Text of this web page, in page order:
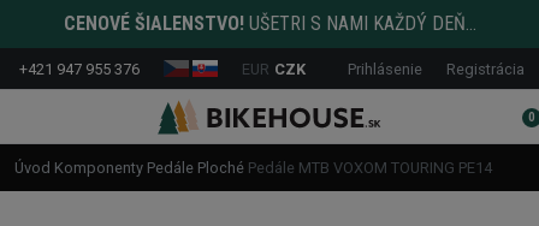
CENOVÉ ŠIALENSTVO! UŠETRI S NAMI KAŽDÝ DEŇ...
+421 947 955 376 EUR CZK Prihlásenie Registrácia
0
Úvod Komponenty Pedále Ploché Pedále MTB VOXOM TOURING PE14